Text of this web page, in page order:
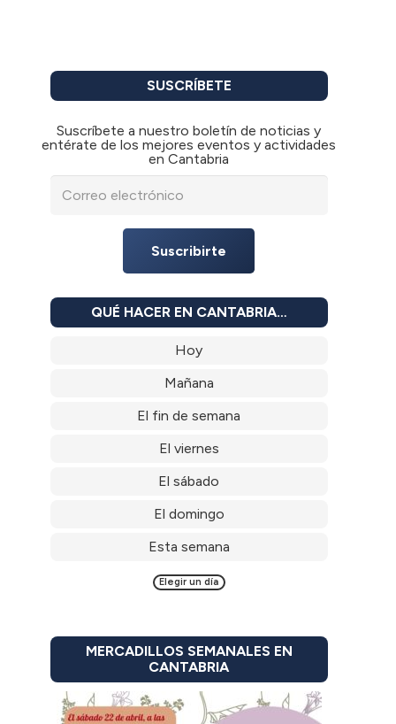
SUSCRÍBETE
Suscríbete a nuestro boletín de noticias y
entérate de los mejores eventos y actividades
en Cantabria
Suscribirte
QUÉ HACER EN CANTABRIA…
Hoy
Mañana
El fin de semana
El viernes
El sábado
El domingo
Esta semana
Elegir un día
MERCADILLOS SEMANALES EN
CANTABRIA